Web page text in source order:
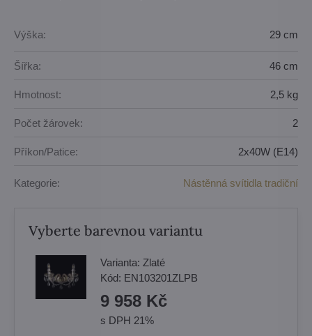
Výška: 29 cm
Šířka: 46 cm
Hmotnost: 2,5 kg
Počet žárovek: 2
Příkon/Patice: 2x40W (E14)
Kategorie: Nástěnná svítidla tradiční
Vyberte barevnou variantu
Varianta: Zlaté
Kód: EN103201ZLPB
9 958 Kč
s DPH 21%